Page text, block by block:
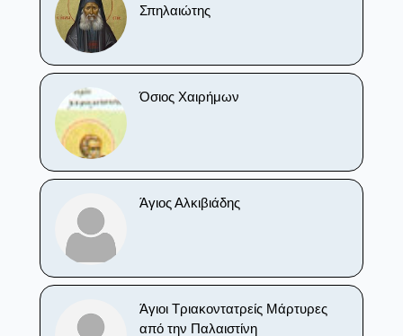
Σπηλαιώτης
Όσιος Χαιρήμων
Άγιος Αλκιβιάδης
Άγιοι Τριακοντατρείς Μάρτυρες
από την Παλαιστίνη